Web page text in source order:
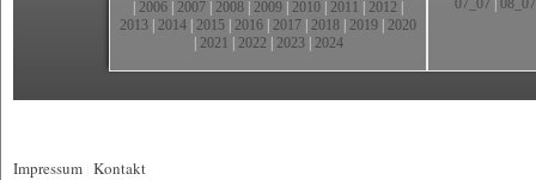
2006 2007 2008 2009 2010 2011 2012
2013 2014 2015 2016 2017 2018 2019 2020
2021 2022 2023| 2024
07_07 08_07
Impressum Kontakt